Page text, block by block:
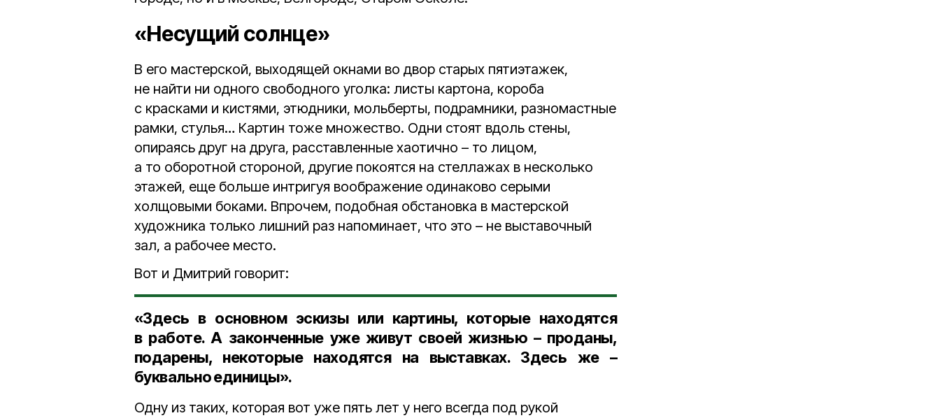
«Несущий солнце»
В его мастерской, выходящей окнами во двор старых пятиэтажек,
не найти ни одного свободного уголка: листы картона, короба
с красками и кистями, этюдники, мольберты, подрамники, разномастные
рамки, стулья… Картин тоже множество. Одни стоят вдоль стены,
опираясь друг на друга, расставленные хаотично – то лицом,
а то оборотной стороной, другие покоятся на стеллажах в несколько
этажей, еще больше интригуя воображение одинаково серыми
холщовыми боками. Впрочем, подобная обстановка в мастерской
художника только лишний раз напоминает, что это – не выставочный
зал, а рабочее место.
Вот и Дмитрий говорит:
«Здесь в основном эскизы или картины, которые находятся
в работе. А законченные уже живут своей жизнью – проданы,
подарены, некоторые находятся на выставках. Здесь же –
буквально единицы».
Одну из таких, которая вот уже пять лет у него всегда под рукой